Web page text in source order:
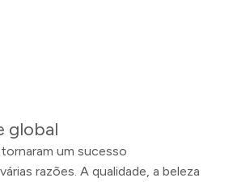
global
tornaram um sucesso
razões. A qualidade, a beleza